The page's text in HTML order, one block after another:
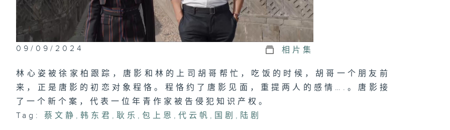
09/09/2024 相片集
林心姿被徐家柏跟踪，唐影和林的上司胡哥帮忙，吃饭的时候，胡哥一个朋友前
来，正是唐影的初恋对象程恪。程恪约了唐影见面，重提两人的感情….。唐影接
了一个新个案，代表一位年青作家被告侵犯知识产权。
Tag:
蔡文静 ,韩东君 ,耿乐 ,包上恩 ,代云帆 , 国剧 , 陆剧